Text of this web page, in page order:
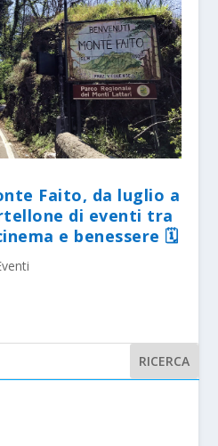
Faito, da luglio a
di eventi tra
e benessere 🗓